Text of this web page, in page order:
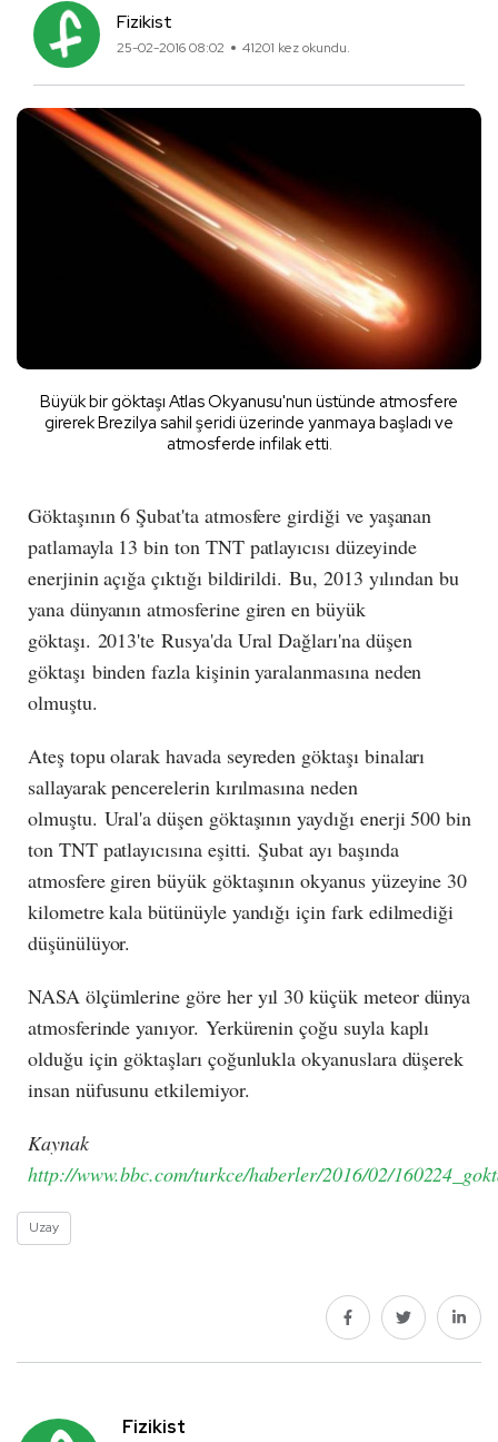
Fizikist
25-02-2016 08:02 41201 kez okundu.
Büyük bir göktaşı Atlas Okyanusu'nun üstünde atmosfere
girerek Brezilya sahil şeridi üzerinde yanmaya başladı ve
atmosferde infilak etti.
Göktaşının 6 Şubat'ta atmosfere girdiği ve yaşanan
patlamayla 13 bin ton TNT patlayıcısı düzeyinde
enerjinin açığa çıktığı bildirildi. Bu, 2013 yılından bu
yana dünyanın atmosferine giren en büyük
göktaşı. 2013'te Rusya'da Ural Dağları'na düşen
göktaşı binden fazla kişinin yaralanmasına neden
olmuştu.
Ateş topu olarak havada seyreden göktaşı binaları
sallayarak pencerelerin kırılmasına neden
olmuştu. Ural'a düşen göktaşının yaydığı enerji 500 bin
ton TNT patlayıcısına eşitti. Şubat ayı başında
atmosfere giren büyük göktaşının okyanus yüzeyine 30
kilometre kala bütünüyle yandığı için fark edilmediği
düşünülüyor.
NASA ölçümlerine göre her yıl 30 küçük meteor dünya
atmosferinde yanıyor. Yerkürenin çoğu suyla kaplı
olduğu için göktaşları çoğunlukla okyanuslara düşerek
insan nüfusunu etkilemiyor.
Kaynak
http://www.bbc.com/turkce/haberler/2016/02/
Uzay
Fizikist